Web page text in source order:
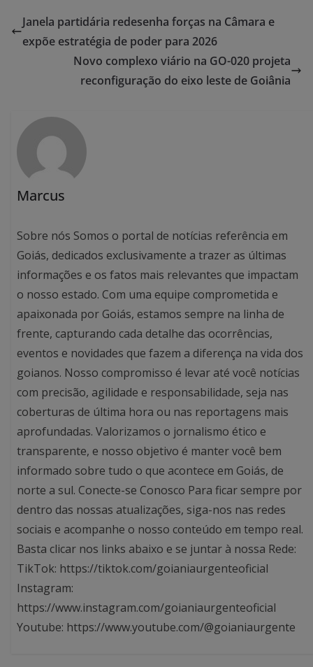
Janela partidária redesenha forças na Câmara e
expõe estratégia de poder para 2026
Novo complexo viário na GO-020 projeta
reconfiguração do eixo leste de Goiânia
Marcus
Sobre nós Somos o portal de notícias referência em
Goiás, dedicados exclusivamente a trazer as últimas
informações e os fatos mais relevantes que impactam
o nosso estado. Com uma equipe comprometida e
apaixonada por Goiás, estamos sempre na linha de
frente, capturando cada detalhe das ocorrências,
eventos e novidades que fazem a diferença na vida dos
goianos. Nosso compromisso é levar até você notícias
com precisão, agilidade e responsabilidade, seja nas
coberturas de última hora ou nas reportagens mais
aprofundadas. Valorizamos o jornalismo ético e
transparente, e nosso objetivo é manter você bem
informado sobre tudo o que acontece em Goiás, de
norte a sul. Conecte-se Conosco Para ficar sempre por
dentro das nossas atualizações, siga-nos nas redes
sociais e acompanhe o nosso conteúdo em tempo real.
Basta clicar nos links abaixo e se juntar à nossa Rede:
TikTok: https://tiktok.com/goianiaurgenteoficial
Instagram:
https://www.instagram.com/goianiaurgenteoficial
Youtube: https://www.youtube.com/@goianiaurgente